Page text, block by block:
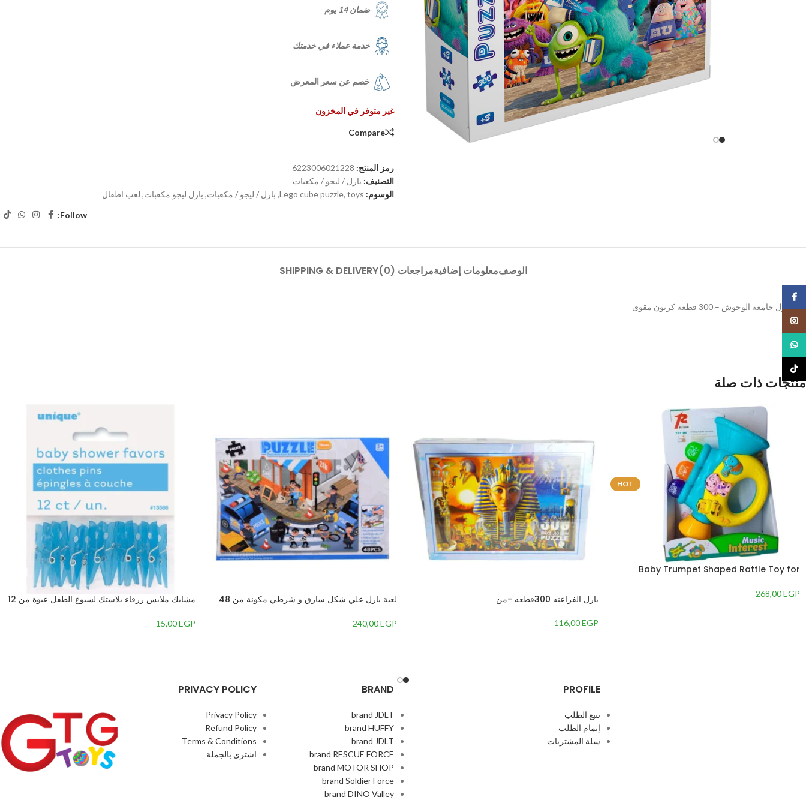
ضمان 14 يوم
خدمة عملاء في خدمتك
خصم عن سعر المعرض
غير متوفر في المخزون
Compare
رمز المنتج: 6223006021228
التصنيف: بازل / ليجو / مكعبات
الوسوم:
Lego cube puzzle, toys
, بازل / ليجو / مكعبات, بازل ليجو مكعبات, لعب اطفال
Follow:
الوصفمعلومات إضافيةمراجعات (0) SHIPPING & DELIVERY
لعبة بازل جامعة الوحوش – 300 قطعة كرتون مقوى
منتجات ذات صلة
HOT
Baby Trumpet Shaped Rattle Toy for
268,00EGP بازل الفراعنه 300قطعه -من
116,00EGP
لعبة يازل علي شكل سارق و شرطي مكونة من 48
240,00EGP
مشابك ملابس زرقاء بلاستك لسبوع الطفل عبوة من 12
15,00EGP
PROFILE
تتبع الطلب
إتمام الطلب
سلة المشتريات
BRAND
brand JDLT
brand HUFFY
brand JDLT
brand RESCUE FORCE
brand MOTOR SHOP
brand Soldier Force
brand DINO Valley
PRIVACY POLICY
Privacy Policy
Refund Policy
Terms & Conditions
اشتري بالجملة